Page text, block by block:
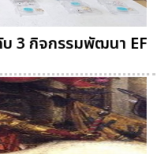
บ 3 กิจกรรมพัฒนา EF